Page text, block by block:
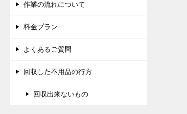
作業の流れについて
料金プラン
よくあるご質問
回収した不用品の行方
回収出来ないもの